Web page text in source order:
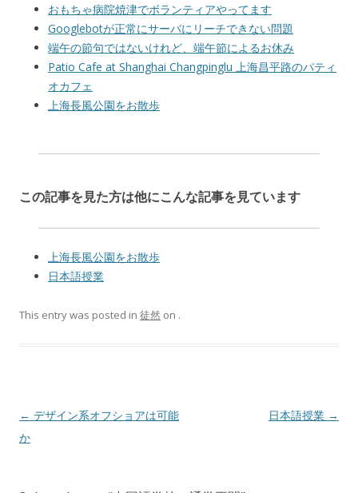
おもちゃ病院焼津でボランティアやってます
Googlebotが正常にサーバにリーチできない問題
端午の節句ではないけれど、端午節によるお休み
Patio Cafe at Shanghai Changpinglu 上海昌平路のパティ
オカフェ
上海長風公園をお散歩
この記事を見た方は他にこんな記事を見ています
上海長風公園をお散歩
日本語授業
This entry was posted in 徒然 on .
Post navigation
← デザイン系オフショアは可能
か
日本語授業 →